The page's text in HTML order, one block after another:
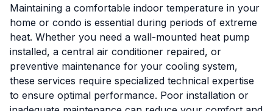
Maintaining a comfortable indoor temperature in your
home or condo is essential during periods of extreme
heat. Whether you need a wall-mounted heat pump
installed, a central air conditioner repaired, or
preventive maintenance for your cooling system,
these services require specialized technical expertise
to ensure optimal performance. Poor installation or